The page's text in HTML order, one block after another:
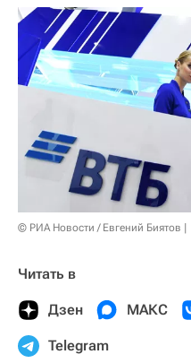
© РИА Новости / Евгений Биятов
Читать в
Дзен МАКС
Telegram